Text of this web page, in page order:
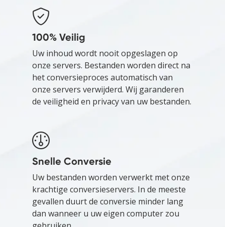
100% Veilig
Uw inhoud wordt nooit opgeslagen op
onze servers. Bestanden worden direct na
het conversieproces automatisch van
onze servers verwijderd. Wij garanderen
de veiligheid en privacy van uw bestanden.
Snelle Conversie
Uw bestanden worden verwerkt met onze
krachtige conversieservers. In de meeste
gevallen duurt de conversie minder lang
dan wanneer u uw eigen computer zou